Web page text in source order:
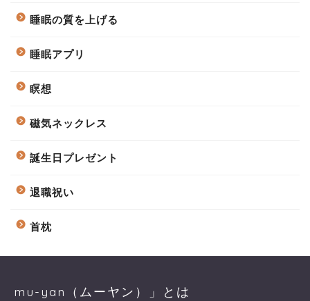
睡眠の質を上げる
睡眠アプリ
瞑想
磁気ネックレス
誕生日プレゼント
退職祝い
首枕
mu-yan（ムーヤン）」とは